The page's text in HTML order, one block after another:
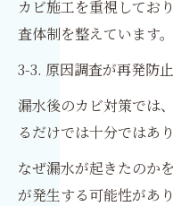
カビ施工を重視してお
査体制を整えています。
3-3. 原因調査が再発防
漏水後のカビ対策では
るだけでは十分ではあ
なぜ漏水が起きたのか
が発生する可能性があり